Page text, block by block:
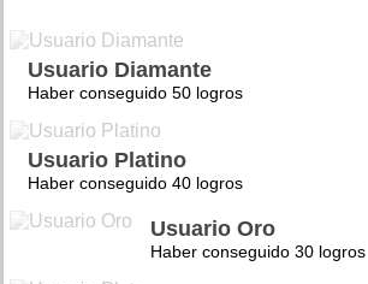
Usuario Diamante
Haber conseguido 50 logros
Usuario Platino
Haber conseguido 40 logros
Usuario Oro
Haber conseguido 30 logros